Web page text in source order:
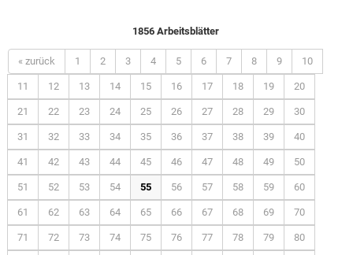
1856 Arbeitsblätter
« zurück 1 2 3 4 5 6 7 8 9 10
11 12 13 14 15 16 17 18 19 20
21 22 23 24 25 26 27 28 29 30
31 32 33 34 35 36 37 38 39 40
41 42 43 44 45 46 47 48 49 50
51 52 53 54 55 56 57 58 59 60
61 62 63 64 65 66 67 68 69 70
71 72 73 74 75 76 77 78 79 80